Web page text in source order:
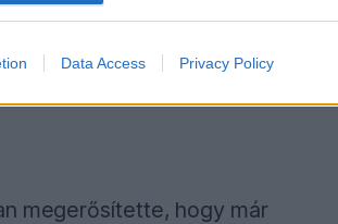
Data Access Privacy Policy
megerősítette, hogy már